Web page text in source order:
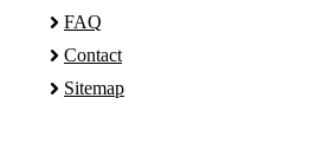
FAQ
Contact
Sitemap